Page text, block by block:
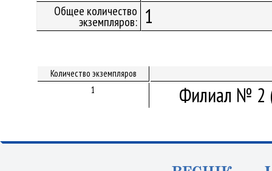
Общее количество
экземпляров: 1
Количество экземпляров
1
Филиал № 2